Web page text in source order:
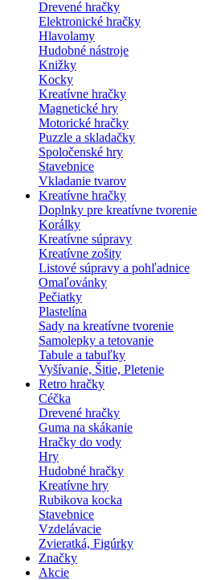
Drevené hračky
Elektronické hračky
Hlavolamy
Hudobné nástroje
Knižky
Kocky
Kreatívne hračky
Magnetické hry
Motorické hračky
Puzzle a skladačky
Spoločenské hry
Stavebnice
Vkladanie tvarov
Kreatívne hračky
Doplnky pre kreatívne tvorenie
Korálky
Kreatívne súpravy
Kreatívne zošity
Listové súpravy a pohľadnice
Omaľovánky
Pečiatky
Plastelína
Sady na kreatívne tvorenie
Samolepky a tetovanie
Tabule a tabuľky
Vyšívanie, Šitie, Pletenie
Retro hračky
Céčka
Drevené hračky
Guma na skákanie
Hračky do vody
Hry
Hudobné hračky
Kreatívne hry
Rubikova kocka
Stavebnice
Vzdelávacie
Zvieratká, Figúrky
Značky
Akcie